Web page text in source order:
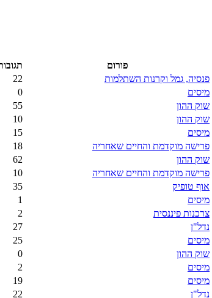
פורום
פנסיה, גמל וקרנות השתלמות 22
מיסים 0
שוק ההון 55
שוק ההון 10
מיסים 15
פרישה מוקדמת והחיים שאחריה 18
שוק ההון 62
פרישה מוקדמת והחיים שאחריה 10
אוף טופיק 35
מיסים 1
צרכנות פיננסית 2
נדל"ן 27
מיסים 25
שוק ההון 0
מיסים 2
מיסים 19
נדל"ן 22